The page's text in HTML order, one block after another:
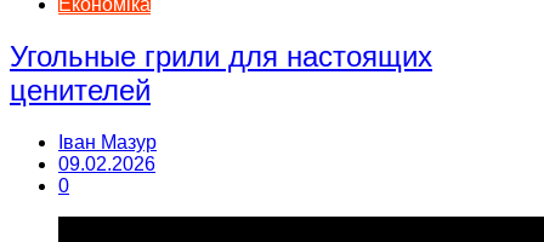
Угольные грили для настоящих
ценителей
Іван Мазур
09.02.2026
0